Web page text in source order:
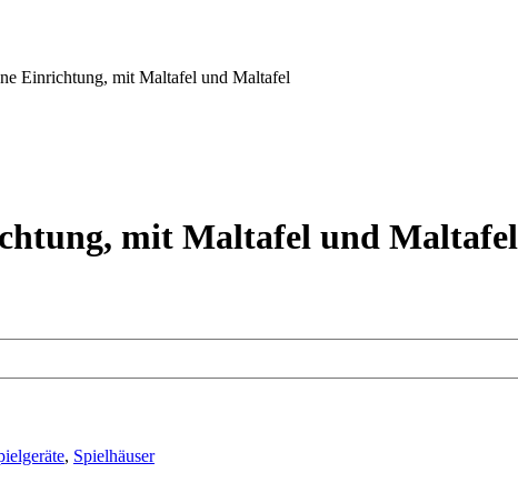
Einrichtung, mit Maltafel und Maltafel
mit Maltafel und Maltafel
, Spielhäuser